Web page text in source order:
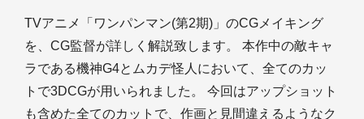
TVアニメ「ワンパンマン(第2期)」のCGメイキング
を、CG監督が詳しく解説致します。 本作中の敵キャ
ラである機神G4とムカデ怪人において、全てのカッ
トで3DCGが用いられました。 今回はアップショット
も含めた全てのカットで、作画と見間違えるようなク